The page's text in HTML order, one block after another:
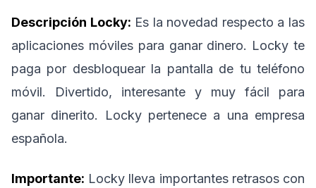
Descripción Locky: Es la novedad respecto a las
aplicaciones móviles para ganar dinero. Locky te
paga por desbloquear la pantalla de tu teléfono
móvil. Divertido, interesante y muy fácil para
ganar dinerito. Locky pertenece a una empresa
española.
Importante: Locky lleva importantes retrasos con